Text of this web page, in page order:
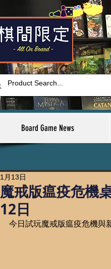
Board Game News
魔戒版瘟疫危機
12日
1月13日
今日試玩魔戒版瘟疫危機與